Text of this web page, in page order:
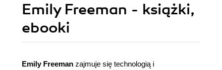
Emily Freeman - książki,
ebooki
Emily Freeman zajmuje się technologią i